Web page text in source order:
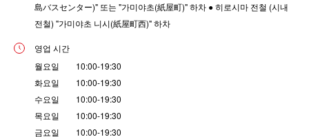
島バスセンター)" 또는 "가미야초(紙屋町)" 하차 ● 히로시마 전철 (시내
전철) "가미야초 니시(紙屋町西)" 하차
영업 시간
월요일 10:00-19:30
화요일 10:00-19:30
수요일 10:00-19:30
목요일 10:00-19:30
금요일 10:00-19:30